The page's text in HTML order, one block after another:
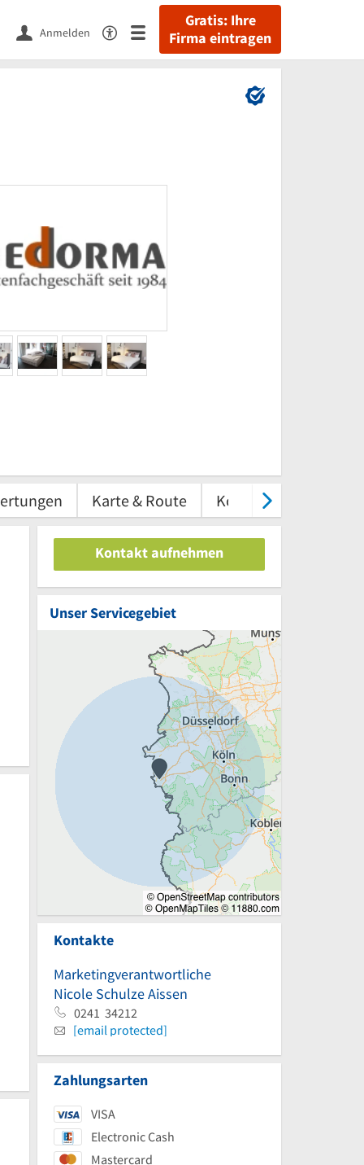
Gratis: Ihre
Firma eintragen
Anmelden
Karte & Route Kontakt
Kontakt aufnehmen
Unser Servicegebiet
Kontakte
Marketingverantwortliche
Nicole Schulze Aissen
0241 34212
[email protected]
Zahlungsarten
VISA
Electronic Cash
Mastercard